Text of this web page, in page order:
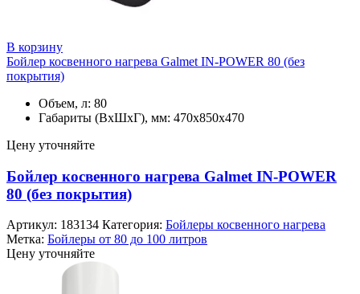
В корзину
Бойлер косвенного нагрева Galmet IN-POWER 80 (без
покрытия)
Объем, л: 80
Габариты (ВхШхГ), мм: 470х850х470
Цену уточняйте
Бойлер косвенного нагрева Galmet IN-POWER
80 (без покрытия)
Артикул: 183134 Категория: Бойлеры косвенного нагрева
Метка: Бойлеры от 80 до 100 литров
Цену уточняйте